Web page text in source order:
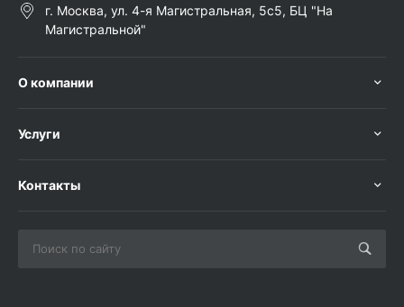
г. Москва, ул. 4-я Магистральная, 5с5, БЦ "На
Магистральной"
О компании
Услуги
Контакты